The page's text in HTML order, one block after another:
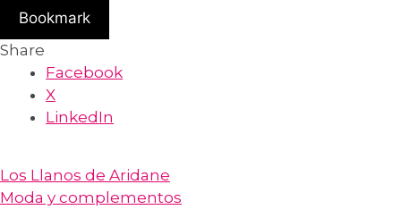
Bookmark
Share
Facebook
X
LinkedIn
Los Llanos de Aridane
Moda y complementos